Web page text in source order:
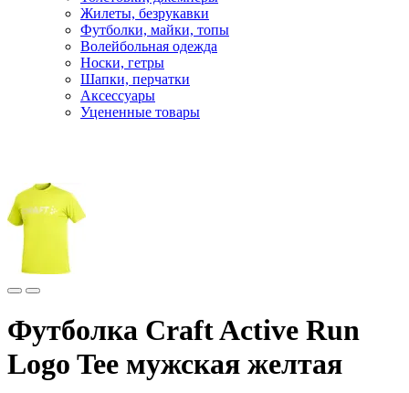
Жилеты, безрукавки
Футболки, майки, топы
Волейбольная одежда
Носки, гетры
Шапки, перчатки
Аксессуары
Уцененные товары
Футболка Craft Active Run
Logo Tee мужская желтая